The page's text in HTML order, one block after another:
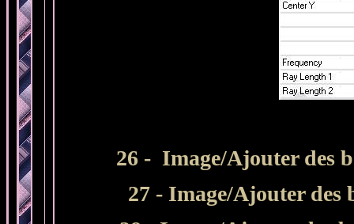
26 - Image/Ajouter des
27 - Image/Ajouter des